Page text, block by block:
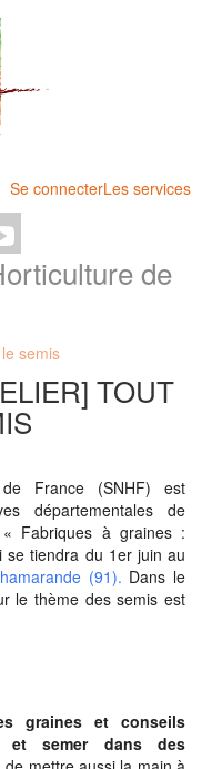
Se connecterLes services
de
semis
TOUT
de France (SNHF) est
départementales de
« Fabriques à graines :
se tiendra du 1er juin au
(91).​ Dans le
le thème des semis est
graines et conseils
et semer dans des